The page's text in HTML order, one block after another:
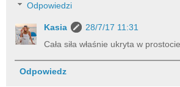
Odpowiedzi
Kasia
28/7/17 11:31
Cała siła właśnie ukryta w
Odpowiedz